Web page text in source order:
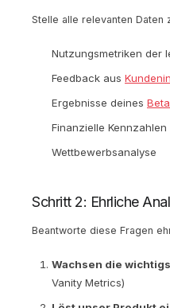
Stelle alle relevanten Daten
Nutzungsmetriken der
Feedback aus
Ergebnisse deines
Finanzielle Kennzahlen
Wettbewerbsanalyse
Schritt 2: Ehrliche
Beantworte diese Fragen
Wachsen die
Vanity Metrics)